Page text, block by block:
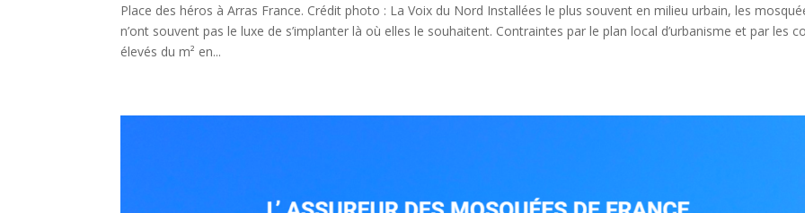
Place des héros à Arras France. Crédit photo : La Voix du Nord Installées le plus souvent en milieu urbain, les
n’ont souvent pas le luxe de s’implanter là où elles le souhaitent. Contraintes par le plan local d’urbanisme et par les
élevés du m² en...